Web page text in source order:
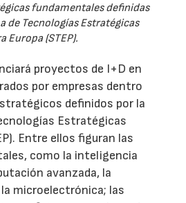
fundamentales definidas
de Tecnologías Estratégicas
Europa (STEP).
proyectos de I+D en
por empresas dentro
definidos por la
Estratégicas
Entre ellos figuran las
como la inteligencia
avanzada, la
microelectrónica; las